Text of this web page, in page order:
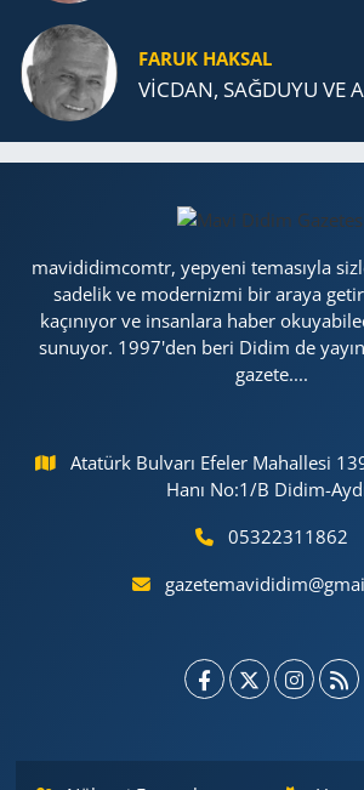
FARUK HAKSAL
VİCDAN, SAĞ­DU­YU VE
mavididimcomtr, yepyeni temasıyla
sadelik ve modernizmi bir araya
kaçınıyor ve insanlara haber
sunuyor. 1997'den beri Didim de yayın
gazete....
Atatürk Bulvarı Efeler Mahallesi
Hanı No:1/B Didim-
05322311862